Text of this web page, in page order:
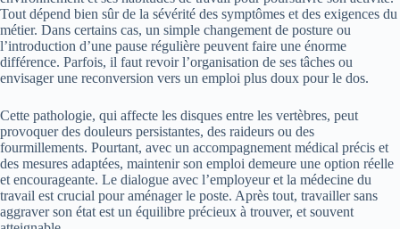
Tout dépend bien sûr de la sévérité des symptômes et des exigences du
métier. Dans certains cas, un simple changement de posture ou
l’introduction d’une pause régulière peuvent faire une énorme
différence. Parfois, il faut revoir l’organisation de ses tâches ou
envisager une reconversion vers un emploi plus doux pour le dos.
Cette pathologie, qui affecte les disques entre les vertèbres, peut
provoquer des douleurs persistantes, des raideurs ou des
fourmillements. Pourtant, avec un accompagnement médical précis et
des mesures adaptées, maintenir son emploi demeure une option réelle
et encourageante. Le dialogue avec l’employeur et la médecine du
travail est crucial pour aménager le poste. Après tout, travailler sans
aggraver son état est un équilibre précieux à trouver, et souvent